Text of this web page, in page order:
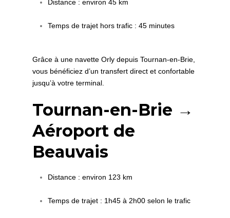
Distance : environ 45 km
Temps de trajet hors trafic : 45 minutes
Grâce à une navette Orly depuis Tournan-en-Brie,
vous bénéficiez d’un transfert direct et confortable
jusqu’à votre terminal.
Tournan-en-Brie →
Aéroport de
Beauvais
Distance : environ 123 km
Temps de trajet : 1h45 à 2h00 selon le trafic